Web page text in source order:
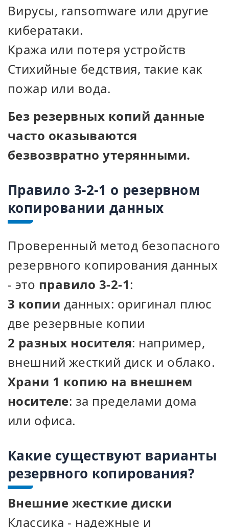
Вирусы, ransomware или другие
кибератаки.
Кража или потеря устройств
Стихийные бедствия, такие как
пожар или вода.
Без резервных копий данные
часто оказываются
безвозвратно утерянными.
Правило 3-2-1 о резервном
копировании данных
Проверенный метод безопасного
резервного копирования данных
- это правило 3-2-1:
3 копии данных: оригинал плюс
две резервные копии
2 разных носителя: например,
внешний жесткий диск и облако.
Храни 1 копию на внешнем
носителе: за пределами дома
или офиса.
Какие существуют варианты
резервного копирования?
Внешние жесткие диски
Классика - надежные и